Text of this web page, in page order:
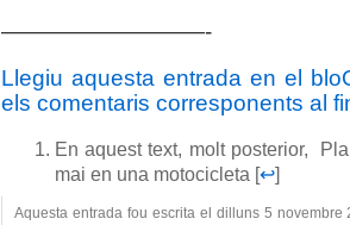
—————————-
Llegiu aquesta entrada en el
els comentaris corresponents al
En aquest text, molt posterior,
mai en una motocicleta [↩]
Aquesta entrada fou escrita el dilluns 5